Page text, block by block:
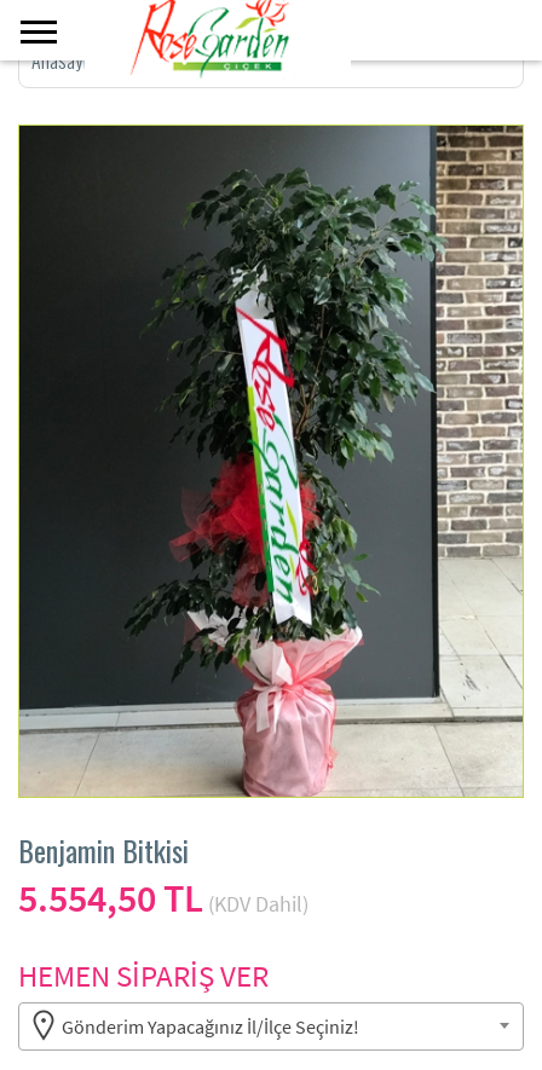
Anasayfa Benjamin Bitkisi
Benjamin Bitkisi
5.554,50 TL (KDV Dahil)
HEMEN SİPARİŞ VER
Gönderim Yapacağınız İl/İlçe Seçiniz!